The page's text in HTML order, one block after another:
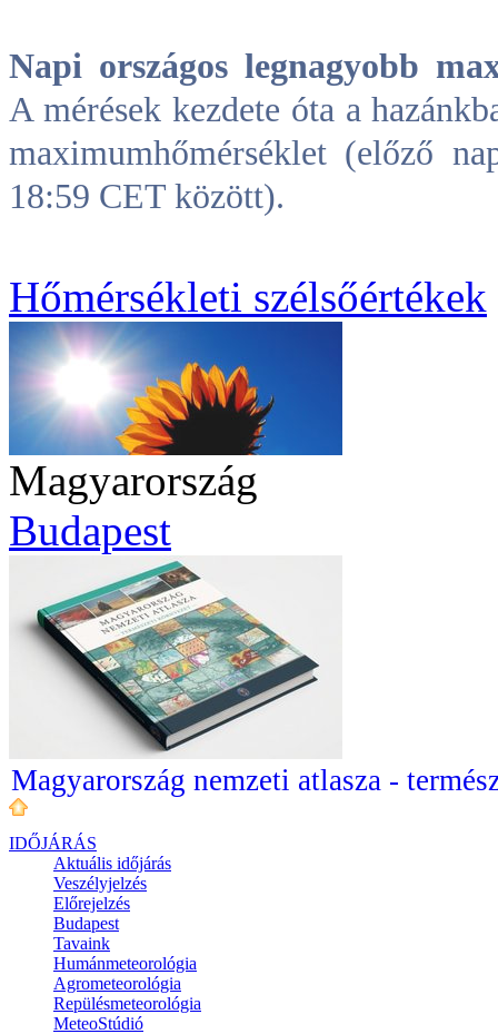
Napi országos legnagyobb
A mérések kezdete óta a
maximumhőmérséklet (előző
18:59 CET között).
Hőmérsékleti szélsőértékek
Magyarország
Budapest
Magyarország nemzeti atlasza -
IDŐJÁRÁS
Aktuális időjárás
Veszélyjelzés
Előrejelzés
Budapest
Tavaink
Humánmeteorológia
Agrometeorológia
Repülésmeteorológia
MeteoStúdió